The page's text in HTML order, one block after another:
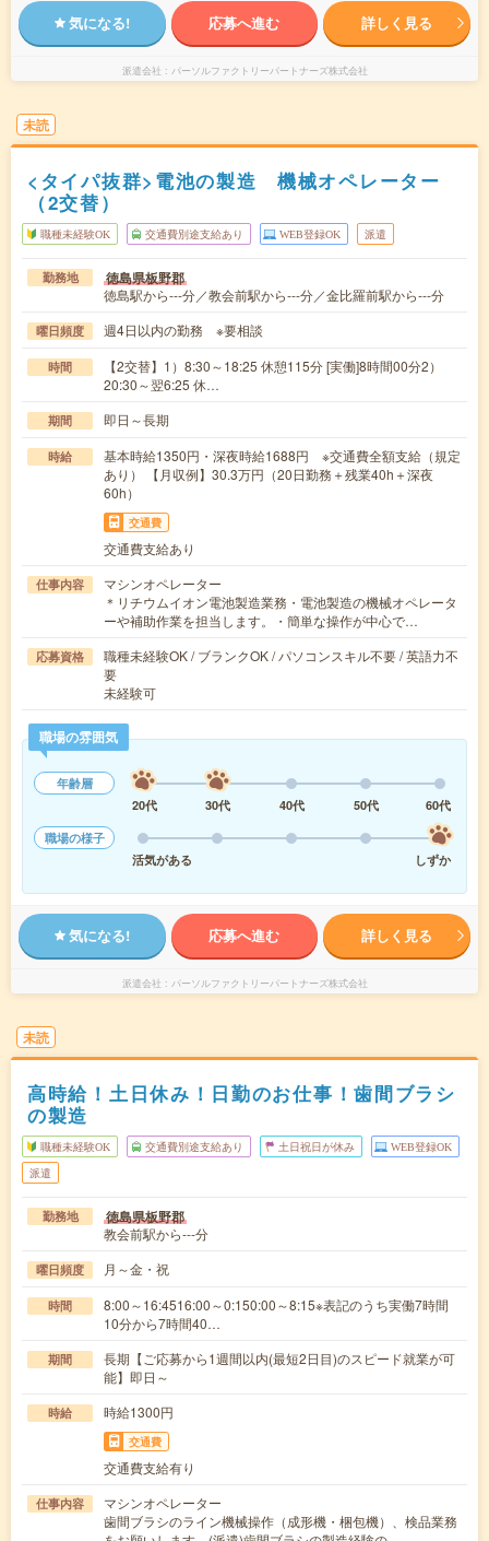
気になる! 応募へ進む 詳しく見る
派遣会社 パーソルファクトリーパートナーズ株式会社
未読
<タイパ抜群>電池の製造 機械オペレーター
（2交替）
職種未経験OK 交通費別途支給あり WEB登録OK 派遣
勤務地 徳島県板野郡
徳島駅から---分／教会前駅から---分／金比羅前駅から---分
曜日頻度 週4日以内の勤務 ※要相談
時間
【2交替】1）8:30～18:25 休憩115分 [実働]8時間00分2）
20:30～翌6:25 休…
期間 即日～長期
時給
基本時給1350円・深夜時給1688円 ※交通費全額支給（規定
あり） 【月収例】30.3万円（20日勤務＋残業40h＋深夜
60h）
交通費
交通費支給あり
仕事内容
マシンオペレーター
＊リチウムイオン電池製造業務・電池製造の機械オペレータ
ーや補助作業を担当します。・簡単な操作が中心で…
応募資格
職種未経験OK / ブランクOK / パソコンスキル不要 / 英語力不
要
未経験可
職場の雰囲気
年齢層
20代
30代 40代 50代
60代
職場の様子
活気がある
しずか
気になる! 応募へ進む 詳しく見る
派遣会社 パーソルファクトリーパートナーズ株式会社
未読
高時給！土日休み！日勤のお仕事！歯間ブラシ
の製造
職種未経験OK 交通費別途支給あり 土日祝日が休み WEB登録OK
派遣
勤務地 徳島県板野郡
教会前駅から---分
曜日頻度 月～金・祝
時間
8:00～16:4516:00～0:150:00～8:15※表記のうち実働7時間
10分から7時間40…
期間
長期【ご応募から1週間以内(最短2日目)のスピード就業が可
能】即日～
時給 時給1300円
交通費
交通費支給有り
仕事内容
マシンオペレーター
歯間ブラシのライン機械操作（成形機・梱包機）、検品業務